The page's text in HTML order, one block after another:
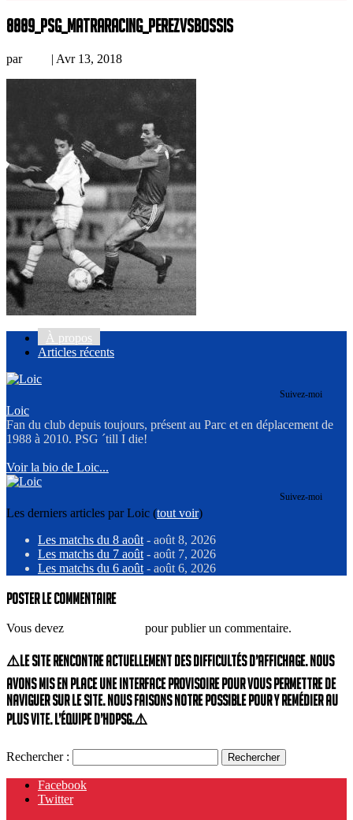
8889_psg_matraracing_perezvsbossis
par | Avr 13, 2018
À propos
Articles récents
Suivez-moi
Loic
Fan du club depuis toujours, présent au Parc et en déplacement de
1988 à 2010. PSG ´till I die!
Voir la bio de Loic...
Suivez-moi
Les derniers articles par Loic (tout voir)
Les matchs du 8 août - août 8, 2026
Les matchs du 7 août - août 7, 2026
Les matchs du 6 août - août 6, 2026
Poster le commentaire
Vous devez pour publier un commentaire.
⚠️Le site rencontre actuellement des difficultés d’affichage. Nous
avons mis en place une interface provisoire pour vous permettre de
naviguer sur le site. Nous faisons notre possible pour y remédier au
plus vite. L’équipe d’HdPSG.⚠️
Rechercher :
Facebook
Twitter